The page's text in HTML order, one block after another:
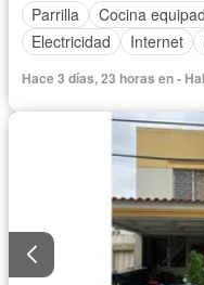
Parrilla
Cocina
Electricidad
Internet
Hace 3 días, 23 horas en -